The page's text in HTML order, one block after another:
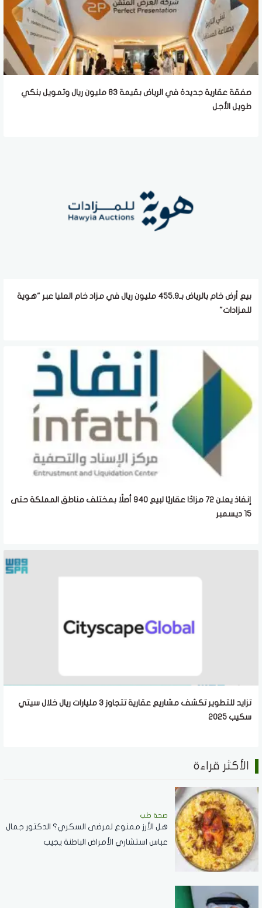
صفقة عقارية جديدة في الرياض بقيمة 83 مليون ريال وتمويل بنكي
طويل الأجل
بيع أرض خام بالرياض بـ455.9 مليون ريال في مزاد خام العليا عبر "هوية
للمزادات"
إنفاذ يعلن 72 مزادًا عقاريًا لبيع 940 أصلًا بمختلف مناطق المملكة حتى
15 ديسمبر
تزايد للتطوير تكشف مشاريع عقارية تتجاوز 3 مليارات ريال خلال سيتي
سكيب 2025
الأكثر قراءة
صحة طب
هل الأرز ممنوع لمرضى السكري؟ الدكتور جمال
عباس استشاري الأمراض الباطنة يجيب